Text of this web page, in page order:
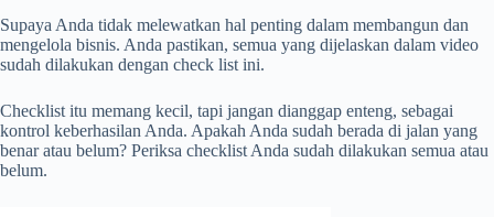
Supaya Anda tidak melewatkan hal penting dalam membangun dan
mengelola bisnis. Anda pastikan, semua yang dijelaskan dalam video
sudah dilakukan dengan check list ini.
Checklist itu memang kecil, tapi jangan dianggap enteng, sebagai
kontrol keberhasilan Anda. Apakah Anda sudah berada di jalan yang
benar atau belum? Periksa checklist Anda sudah dilakukan semua atau
belum.